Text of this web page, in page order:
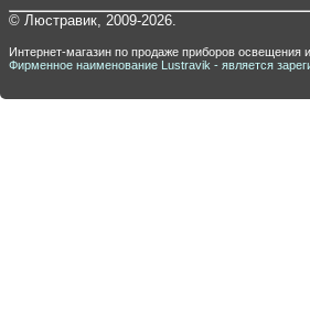
© Люстравик, 2009-2026.
Интернет-магазин по продаже приборов освещения
Фирменное наименование Lustravik - является